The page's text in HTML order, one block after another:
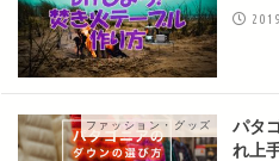
ファッション・グッズ
パタ
れ上